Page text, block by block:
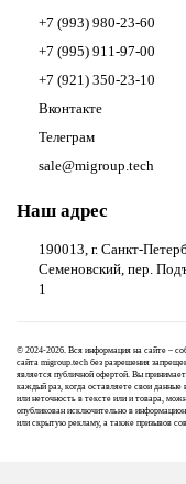
+7 (993) 980-23-60
+7 (995) 911-97-00
+7 (921) 350-23-10
Вконтакте
Телеграм
sale@migroup.tech
Наш адрес
190013, г. Санкт-
Семеновский, пер.
1
© 2024-2026. Вся информация на сайте –
сайта migroup.tech без разрешения
является публичной офертой. Вы
каждый раз, когда оставляете свои
или неточность в тексте или и товара,
опубликован исключительно в
или скрытую рекламу, а также призывов